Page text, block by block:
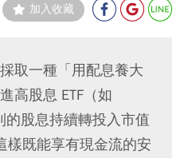
加入收藏
取一種「用配息養大
高股息 ETF（如
股息持續轉投入市值
樣既能享有現金流的安